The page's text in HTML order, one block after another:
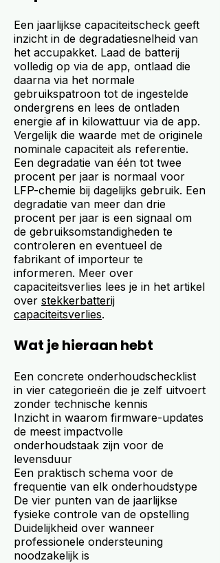
Een jaarlijkse capaciteitscheck geeft
inzicht in de degradatiesnelheid van
het accupakket. Laad de batterij
volledig op via de app, ontlaad die
daarna via het normale
gebruikspatroon tot de ingestelde
ondergrens en lees de ontladen
energie af in kilowattuur via de app.
Vergelijk die waarde met de originele
nominale capaciteit als referentie.
Een degradatie van één tot twee
procent per jaar is normaal voor
LFP-chemie bij dagelijks gebruik. Een
degradatie van meer dan drie
procent per jaar is een signaal om
de gebruiksomstandigheden te
controleren en eventueel de
fabrikant of importeur te
informeren. Meer over
capaciteitsverlies lees je in het artikel
over stekkerbatterij
capaciteitsverlies.
Wat je hieraan hebt
Een concrete onderhoudschecklist
in vier categorieën die je zelf uitvoert
zonder technische kennis
Inzicht in waarom firmware-updates
de meest impactvolle
onderhoudstaak zijn voor de
levensduur
Een praktisch schema voor de
frequentie van elk onderhoudstype
De vier punten van de jaarlijkse
fysieke controle van de opstelling
Duidelijkheid over wanneer
professionele ondersteuning
noodzakelijk is